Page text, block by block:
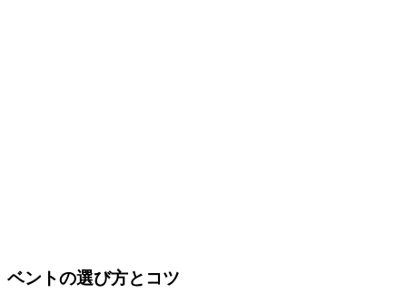
ベントの選び方とコツ